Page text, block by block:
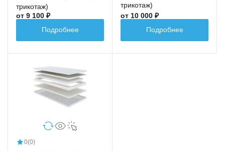
трикотаж)
от 9 100 ₽
Подробнее
трикотаж)
от 10 000 ₽
Подробнее
0(0)